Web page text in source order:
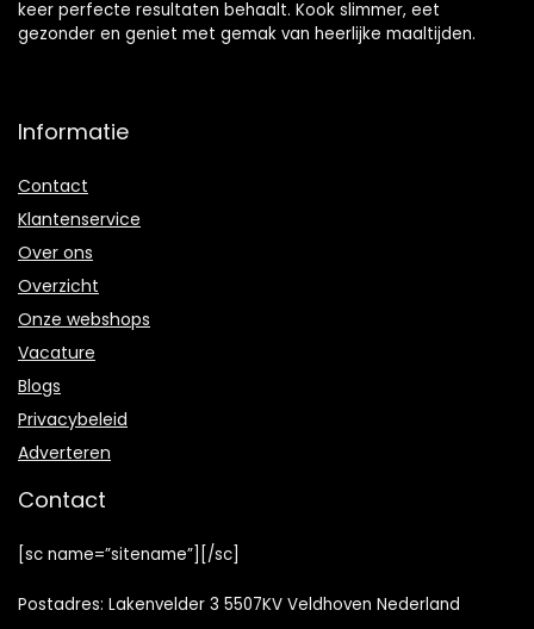
keer perfecte resultaten behaalt. Kook slimmer, eet
gezonder en geniet met gemak van heerlijke maaltijden.
Informatie
Contact
Klantenservice
Over ons
Overzicht
Onze webshops
Vacature
Blogs
Privacybeleid
Adverteren
Contact
[sc name=”sitename”][/sc]
Postadres: Lakenvelder 3 5507KV Veldhoven Nederland